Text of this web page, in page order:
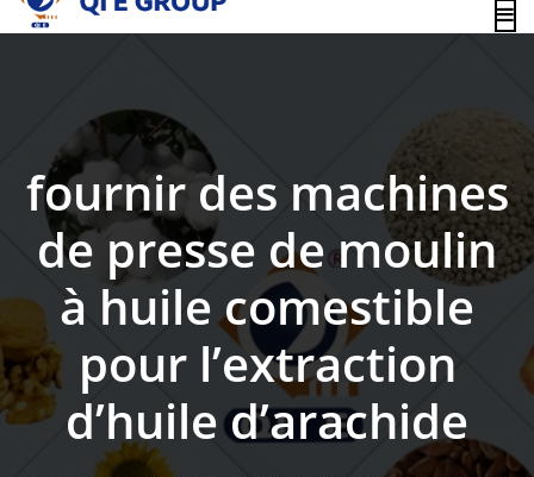
content
fournir des machines
de presse de moulin
à huile comestible
pour l’extraction
d’huile d’arachide